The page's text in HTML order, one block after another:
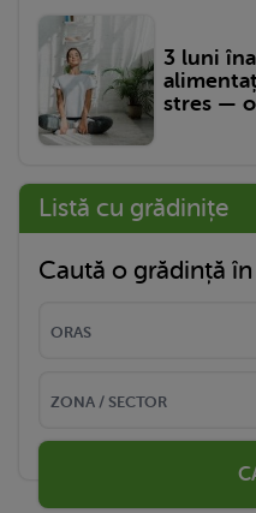
3 luni
stres —
Listă cu grădinițe
Caută o grădință